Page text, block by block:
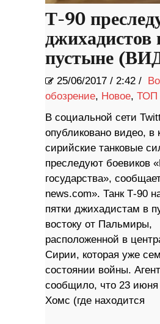
Т-90
джихадистов
пустыне
25/06/2017 / 2:42 /
обозрение, Новое, ТОП
В социальной сети
опубликовано видео, в
сирийские танковые
преследуют боевиков
государства»,
news.com». Танк Т-90
пятки джихадистам в
востоку от Пальмиры,
расположенной в
Сирии, которая уже
состоянии войны.
сообщило, что 23 июня
Хомс (где находится